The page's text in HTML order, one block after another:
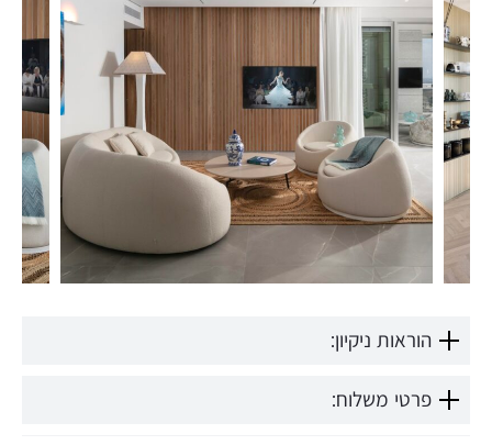
הוראות ניקיון:
פרטי משלוח: